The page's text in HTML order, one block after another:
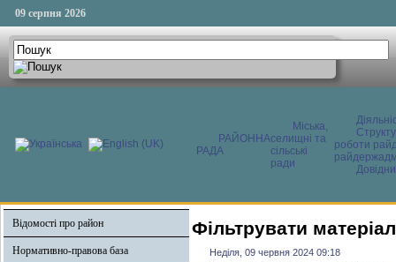
09 серпня 2026
РАЙОННА
РАДА
Міська,
селищні та
сільські
ради
роботи
Відомості про район
Нормативно-правова база
Фільтрувати
Неділя, 09 червня 2024 09:18